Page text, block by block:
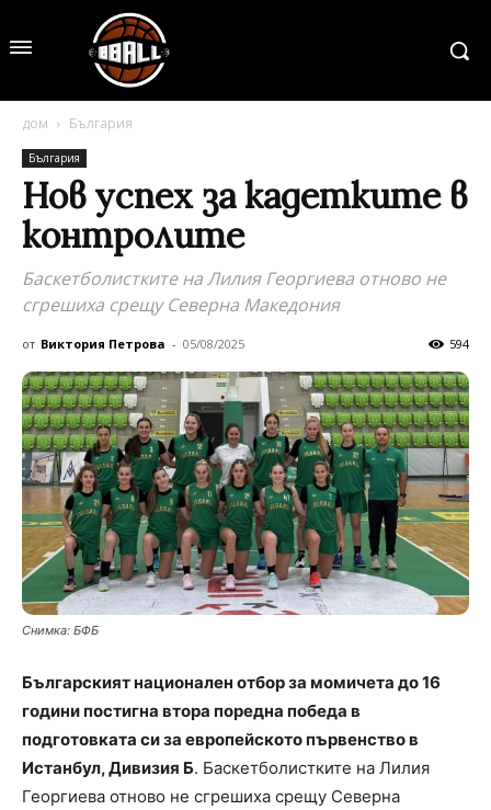
дом България
България
Нов успех за кадетките в
контролите
Баскетболистките на Лилия Георгиева отново не
сгрешиха срещу Северна Македония
от Виктория Петрова - 05/08/2025 594
Снимка: БФБ
Българският национален отбор за момичета до 16
години постигна втора поредна победа в
подготовката си за европейското първенство в
Истанбул, Дивизия Б. Баскетболистките на Лилия
Георгиева отново не сгрешиха срещу Северна